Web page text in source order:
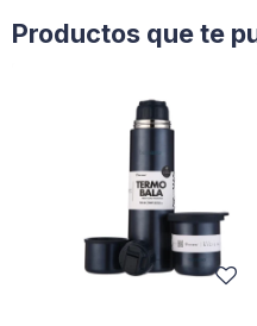
Productos que te